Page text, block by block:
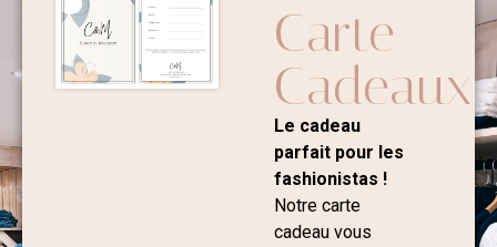
Carte
Cadeaux
Le cadeau
parfait pour les
fashionistas !
Notre carte
cadeau vous